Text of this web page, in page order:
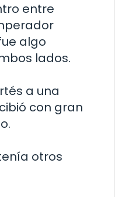
entre
algo
lados.
a una
con gran
otros